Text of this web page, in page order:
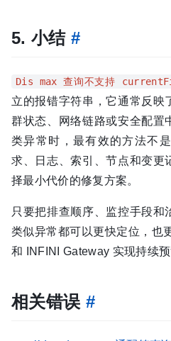
5. 小结 #
Dis max 查询不支持
立的报错字符串，它通常反映
群状态、网络链路或安全配置
类异常时，最有效的方法不
求、日志、索引、节点和变更
择最小代价的修复方案。
只要把排查顺序、监控手段和
类似异常都可以更快定位，也
和 INFINI Gateway 实现持续预
相关错误 #